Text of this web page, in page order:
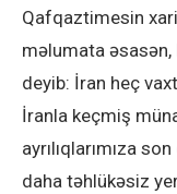
Qafqaztimesin
məlumata
deyib: İran heç
İranla keçmiş
ayrılıqlarımıza
daha təhlükəsiz